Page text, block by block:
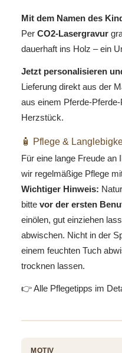
Mit dem Namen des
Per CO2-Lasergravur
dauerhaft ins Holz – ein
Jetzt personalisieren
Lieferung direkt aus der
aus einem Pferde-
Herzstück.
🧴 Pflege &
Für eine lange Freude an
wir regelmäßige Pflege
Wichtiger Hinweis:
bitte vor der ersten
einölen, gut einziehen
abwischen. Nicht in der
einem feuchten Tuch
trocknen lassen.
👉 Alle Pflegetipps im
MOTIV